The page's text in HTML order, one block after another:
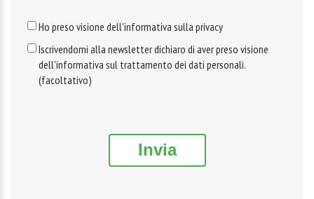
Ho preso visione dell'informativa sulla privacy
Iscrivendomi alla newsletter dichiaro di aver preso visione
dell'informativa sul trattamento dei dati personali.
(facoltativo)
Invia